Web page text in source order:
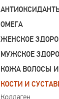
ОМЕГА
ЖЕНСКОЕ
МУЖСКОЕ
КОЖА ВОЛОСЫ И
КОСТИ И
Коллаген